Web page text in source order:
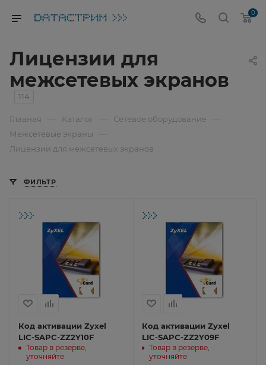
0
Лицензии для
межсетевых экранов
114
Главная Каталог Сетевое оборудование
Межсетевые экраны
Лицензии для межсетевых экранов
ФИЛЬТР
Код активации Zyxel
LIC-SAPC-ZZ2Y10F
Товар в резерве,
уточняйте
Код активации Zyxel
LIC-SAPC-ZZ2Y09F
Товар в резерве,
уточняйте